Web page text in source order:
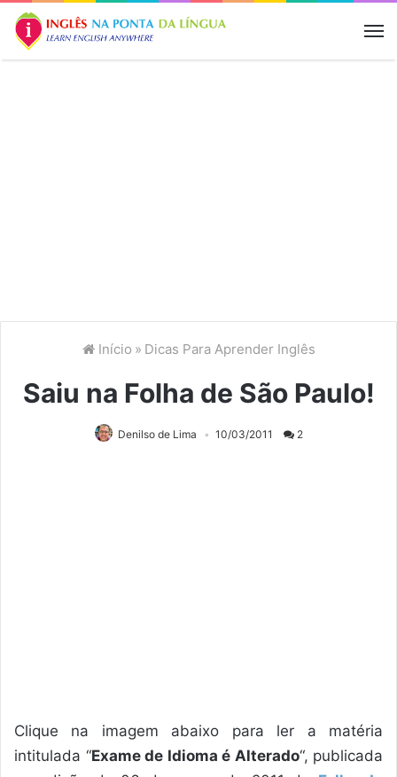
Início » Dicas Para Aprender Inglês
Saiu na Folha de São Paulo!
Denilso de Lima 10/03/2011 2
Clique na imagem abaixo para ler a matéria
intitulada “Exame de Idioma é Alterado“, publicada